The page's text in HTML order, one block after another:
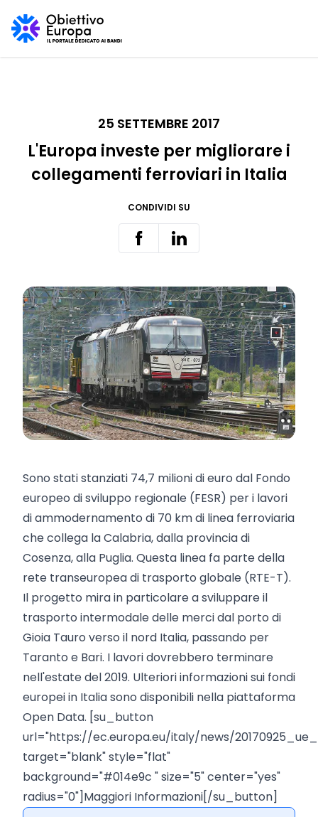
25 SETTEMBRE 2017
L'Europa investe per migliorare i
collegamenti ferroviari in Italia
CONDIVIDI SU
Sono stati stanziati 74,7 milioni di euro dal Fondo
europeo di sviluppo regionale (FESR) per i lavori
di ammodernamento di 70 km di linea ferroviaria
che collega la Calabria, dalla provincia di
Cosenza, alla Puglia. Questa linea fa parte della
rete transeuropea di trasporto globale (RTE-T).
Il progetto mira in particolare a sviluppare il
trasporto intermodale delle merci dal porto di
Gioia Tauro verso il nord Italia, passando per
Taranto e Bari. I lavori dovrebbero terminare
nell'estate del 2019. Ulteriori informazioni sui fondi
europei in Italia sono disponibili nella piattaforma
Open Data. [su_button
url="https://ec.europa.eu/italy/news/
target="blank" style="flat"
background="#014e9c " size="5" center="yes"
radius="0"]Maggiori Informazioni[/su_button]